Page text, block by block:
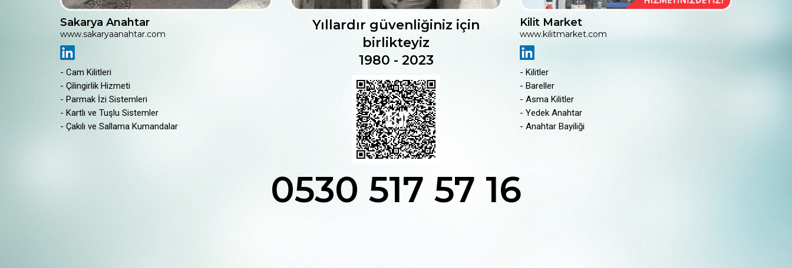
Sakarya Anahtar
www.sakaryaanahtar.com
- Cam Kilitleri
- Çilingirlik Hizmeti
- Parmak İzi Sistemleri
- Kartlı ve Tuşlu Sistemler
- Çakılı ve Sallama Kumandalar
Yıllardır güvenliğiniz için
birlikteyiz
1980 - 2023
Kilit Market
www.kilitmarket.com
- Kilitler
- Bareller
- Asma Kilitler
- Yedek Anahtar
- Anahtar Bayiliği
0530 517 57 16